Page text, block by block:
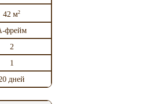
42 м2
фрейм
2
1
дней